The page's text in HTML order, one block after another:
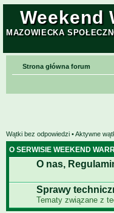
Weekend
MAZOWIECKA
Strona główna forum
Wątki bez odpowiedzi •Aktywne
O SERWISIE WEEKEND
O nas,
Sprawy
Tematy związane z